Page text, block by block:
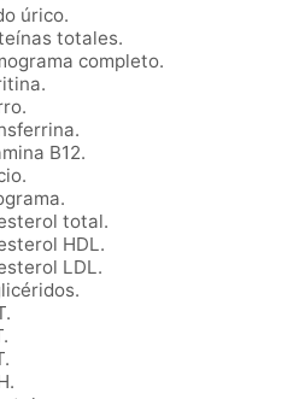
úrico.
totales.
completo.
B12.
total.
HDL.
LDL.